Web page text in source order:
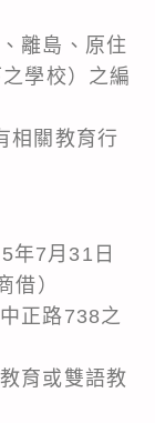
離島、原住
學校）之編
相關教育行
年7月31日
借）
正路738之
育或雙語教